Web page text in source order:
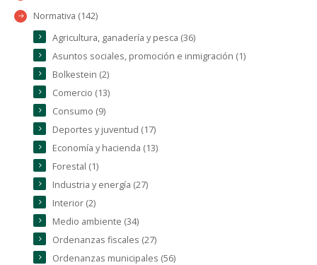
Normativa (142)
Agricultura, ganadería y pesca (36)
Asuntos sociales, promoción e inmigración (1)
Bolkestein (2)
Comercio (13)
Consumo (9)
Deportes y juventud (17)
Economía y hacienda (13)
Forestal (1)
Industria y energía (27)
Interior (2)
Medio ambiente (34)
Ordenanzas fiscales (27)
Ordenanzas municipales (56)